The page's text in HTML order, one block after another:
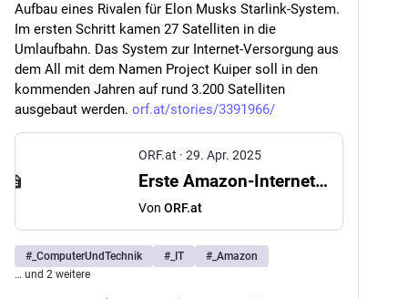
Aufbau eines Rivalen für Elon Musks Starlink-System.
Im ersten Schritt kamen 27 Satelliten in die
Umlaufbahn. Das System zur Internet-Versorgung aus
dem All mit dem Namen Project Kuiper soll in den
kommenden Jahren auf rund 3.200 Satelliten
ausgebaut werden. orf.at/stories/3391966/
ORF.at · 29. Apr. 2025
Erste Amazon-Internet-Satelliten im All
Von ORF.at
# _ComputerUndTechnik # _IT # _Amazon
… und 2 weitere